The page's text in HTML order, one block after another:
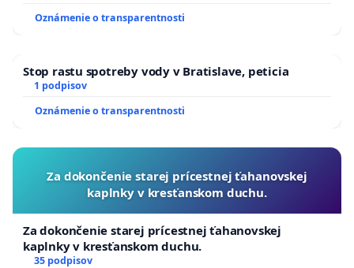
Oznámenie o transparentnosti
Stop rastu spotreby vody v Bratislave, peticia
1 podpisov
Oznámenie o transparentnosti
Za dokončenie starej prícestnej ťahanovskej
kaplnky v kresťanskom duchu.
Za dokončenie starej prícestnej ťahanovskej
kaplnky v kresťanskom duchu.
35 podpisov